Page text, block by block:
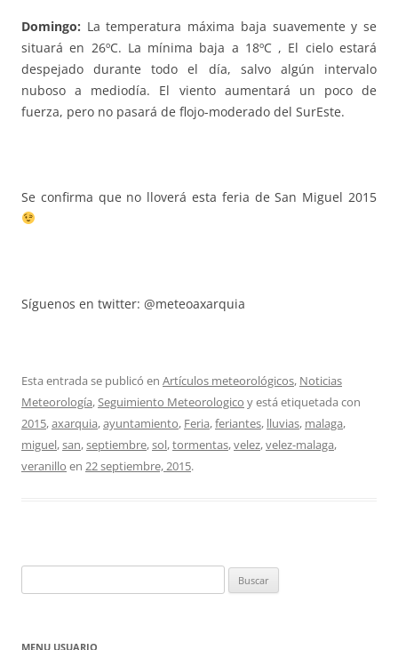
Domingo: La temperatura máxima baja suavemente y se
situará en 26ºC. La mínima baja a 18ºC , El cielo estará
despejado durante todo el día, salvo algún intervalo
nuboso a mediodía. El viento aumentará un poco de
fuerza, pero no pasará de flojo-moderado del SurEste.
Se confirma que no lloverá esta feria de San Miguel 2015
Síguenos en twitter: @meteoaxarquia
Esta entrada se publicó en Artículos meteorológicos, Noticias
Meteorología,Seguimiento Meteorologico y está etiquetada con
2015,axarquia,ayuntamiento, Feria,feriantes, lluvias, malaga,
miguel,san,septiembre,sol,tormentas,velez,velez-malaga,
veranillo en 22 septiembre, 2015.
MENU USUARIO